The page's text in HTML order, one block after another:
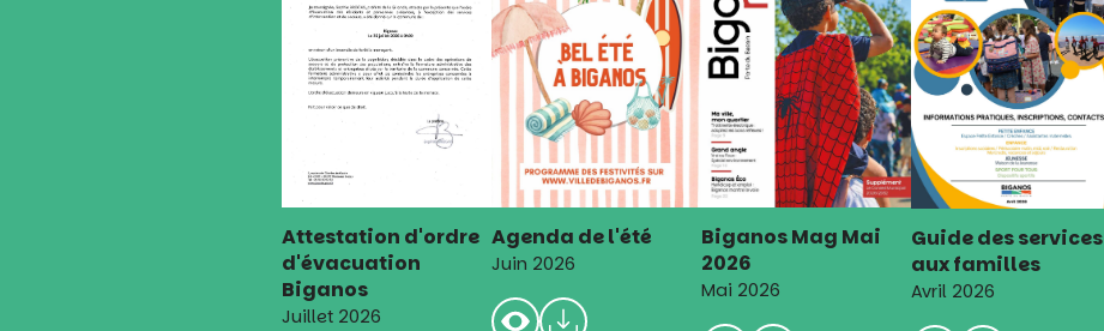
Attestation d'ordre
d'évacuation
Biganos
Juillet 2026
Agenda de l'été
Juin 2026
Biganos Mag Mai
2026
Mai 2026
Guide des services
aux familles
Avril 2026